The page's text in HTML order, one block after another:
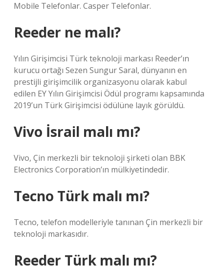
Mobile Telefonlar. Casper Telefonlar.
Reeder ne malı?
Yılın Girişimcisi Türk teknoloji markası Reeder’ın
kurucu ortağı Sezen Sungur Saral, dünyanın en
prestijli girişimcilik organizasyonu olarak kabul
edilen EY Yılın Girişimcisi Ödül programı kapsamında
2019’un Türk Girişimcisi ödülüne layık görüldü.
Vivo İsrail malı mı?
Vivo, Çin merkezli bir teknoloji şirketi olan BBK
Electronics Corporation’ın mülkiyetindedir.
Tecno Türk malı mı?
Tecno, telefon modelleriyle tanınan Çin merkezli bir
teknoloji markasıdır.
Reeder Türk malı mı?